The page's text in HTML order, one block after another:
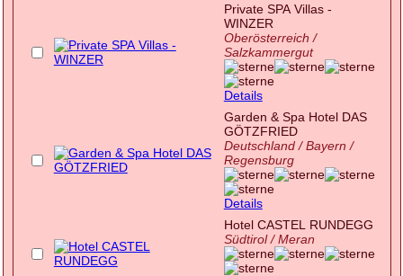
Private SPA Villas -
WINZER
Oberösterreich /
Salzkammergut
Details
Garden & Spa Hotel DAS
GÖTZFRIED
Deutschland / Bayern /
Regensburg
Details
Hotel CASTEL RUNDEGG
Südtirol / Meran